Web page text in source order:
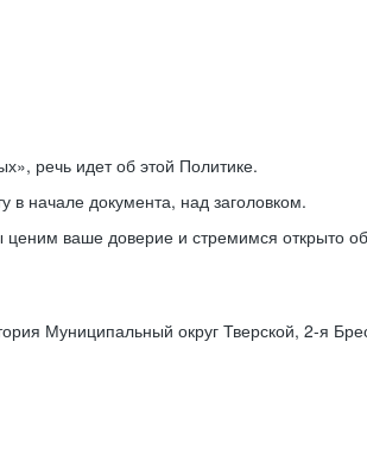
речь идет об этой Политике.
начале документа, над заголовком.
ваше доверие и стремимся открыто
Муниципальный округ Тверской, 2-я